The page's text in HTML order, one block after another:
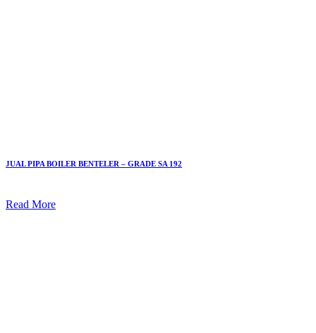
JUAL PIPA BOILER BENTELER – GRADE SA 192
Read More